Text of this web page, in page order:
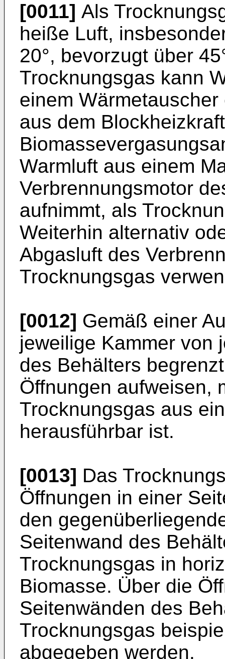
[0011] Als
heiße Luft,
20°, bevorzugt über
Trocknungsgas kann
einem
aus dem
Warmluft aus einem
Verbrennungsmotor
aufnimmt, als
Weiterhin alternativ
Abgasluft des
Trocknungsgas
[0012] Gemäß einer
jeweilige Kammer von
des Behälters
Öffnungen aufweisen,
Trocknungsgas aus
herausführbar ist.
[0013] Das
Öffnungen in einer
den
Seitenwand des
Trocknungsgas in
Biomasse. Über die
Seitenwänden des
Trocknungsgas
abgegeben werden.